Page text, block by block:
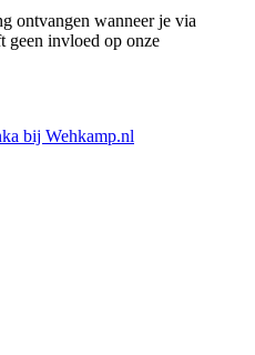
ontvangen wanneer je via
geen invloed op onze
bij Wehkamp.nl